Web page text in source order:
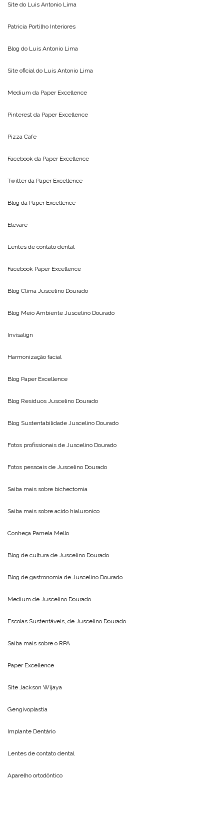
Site do Luis Antonio Lima
Patricia Portilho Interiores
Blog do Luis Antonio Lima
Site oficial do Luis Antonio Lima
Medium da Paper Excellence
Pinterest da Paper Excellence
Pizza Cafe
Facebook da Paper Excellence
Twitter da Paper Excellence
Blog da Paper Excellence
Elevare
Lentes de contato dental
Facebook Paper Excellence
Blog Clima Juscelino Dourado
Blog Meio Ambiente Juscelino Dourado
Invisalign
Harmonização facial
Blog Paper Excellence
Blog Resíduos Juscelino Dourado
Blog Sustentabilidade Juscelino Dourado
Fotos profissionais de Juscelino Dourado
Fotos pessoais de Juscelino Dourado
Saiba mais sobre bichectomia
Saiba mais sobre acido hialuronico
Conheça Pamela Mello
Blog de cultura de Juscelino Dourado
Blog de gastronomia de Juscelino Dourado
Medium de Juscelino Dourado
Escolas Sustentáveis, de Juscelino Dourado
Saiba mais sobre o RPA
Paper Excellence
Site Jackson Wijaya
Gengivoplastia
Implante Dentário
Lentes de contato dental
Aparelho ortodôntico